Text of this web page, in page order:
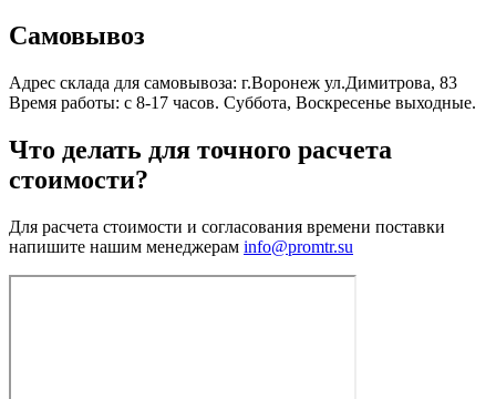
Самовывоз
Адрес склада для самовывоза: г.Воронеж ул.Димитрова, 83
Время работы: с 8-17 часов. Суббота, Воскресенье выходные.
Что делать для точного расчета
стоимости?
Для расчета стоимости и согласования времени поставки
напишите нашим менеджерам info@promtr.su